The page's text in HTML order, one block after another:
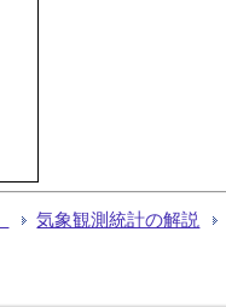
気象観測統計の解説